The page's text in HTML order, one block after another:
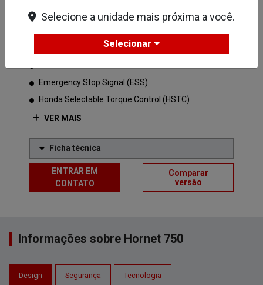
Emergency Stop Signal (ESS)
Honda Selectable Torque Control (HSTC)
VER MAIS
Ficha técnica
ENTRAR EM
CONTATO
Comparar
versão
Informações sobre Hornet 750
Design Segurança Tecnologia
Selecione a unidade mais próxima a você.
Selecionar